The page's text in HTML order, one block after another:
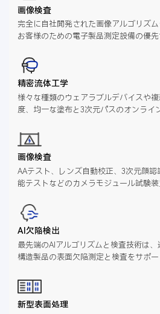
画像検査
完全に自社開発された画像アルゴリズ
お客様のための電子製品測定設備の優
精密流体工学
様々な種類のウェアラブルデバイスや
度、均一な塗布と3次元パスのオンライ
画像検査
AAテスト、レンズ自動校正、3次元顔
能テストなどのカメラモジュール試験装
AI欠陥検出
最先端のAIアルゴリズムと検査技術は
構造製品の表面欠陥測定と検査をサポー
新型表面処理